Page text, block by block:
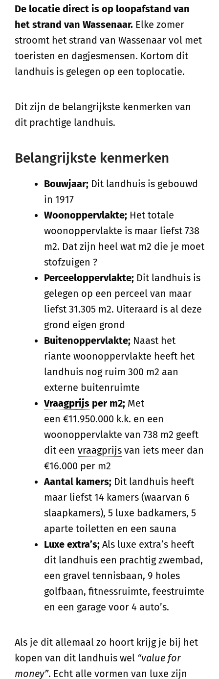
De locatie direct is op loopafstand van
het strand van Wassenaar. Elke zomer
stroomt het strand van Wassenaar vol met
toeristen en dagjesmensen. Kortom dit
landhuis is gelegen op een toplocatie.
Dit zijn de belangrijkste kenmerken van
dit prachtige landhuis.
Belangrijkste kenmerken
Bouwjaar; Dit landhuis is gebouwd
in 1917
Woonoppervlakte; Het totale
woonoppervlakte is maar liefst 738
m2. Dat zijn heel wat m2 die je moet
stofzuigen ?
Perceeloppervlakte; Dit landhuis is
gelegen op een perceel van maar
liefst 31.305 m2. Uiteraard is al deze
grond eigen grond
Buitenoppervlakte; Naast het
riante woonoppervlakte heeft het
landhuis nog ruim 300 m2 aan
externe buitenruimte
Vraagprijs per m2; Met
een €11.950.000 k.k. en een
woonoppervlakte van 738 m2 geeft
dit een vraagprijs van iets meer dan
€16.000 per m2
Aantal kamers; Dit landhuis heeft
maar liefst 14 kamers (waarvan 6
slaapkamers), 5 luxe badkamers, 5
aparte toiletten en een sauna
Luxe extra’s; Als luxe extra’s heeft
dit landhuis een prachtig zwembad,
een gravel tennisbaan, 9 holes
golfbaan, fitnessruimte, feestruimte
en een garage voor 4 auto’s.
Als je dit allemaal zo hoort krijg je bij het
kopen van dit landhuis wel “value for
money”. Echt alle vormen van luxe zijn